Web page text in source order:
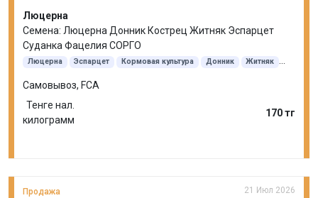
Люцерна
Семена: Люцерна Донник Кострец Житняк Эспарцет
Суданка Фацелия СОРГО
Люцерна Эспарцет Кормовая культура Донник
Житняк
Самовывоз, FCA
Тенге нал.
килограмм
170 тг
Продажа 21 Июл 2026